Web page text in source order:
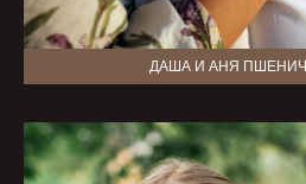
ДАША И АНЯ